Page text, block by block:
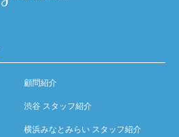
顧問紹介
渋谷 スタッフ紹介
横浜みなとみらい スタッフ紹介